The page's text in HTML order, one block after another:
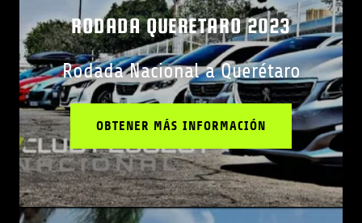
RODADA QUERETARO 2023
Rodada Nacional a Querétaro
OBTENER MÁS INFORMACIÓN